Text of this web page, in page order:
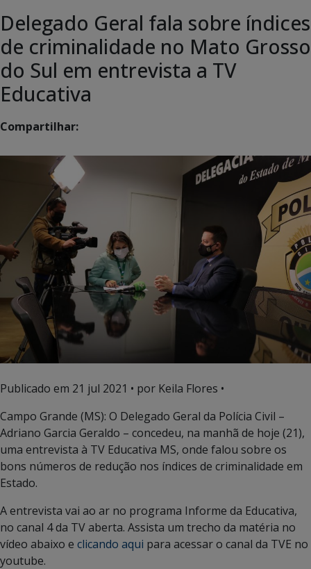
Delegado Geral fala sobre índices
de criminalidade no Mato Grosso
do Sul em entrevista a TV
Educativa
Compartilhar:
Publicado em 21 jul 2021 • por Keila Flores •
Campo Grande (MS): O Delegado Geral da Polícia Civil –
Adriano Garcia Geraldo – concedeu, na manhã de hoje (21),
uma entrevista à TV Educativa MS, onde falou sobre os
bons números de redução nos índices de criminalidade em
Estado.
A entrevista vai ao ar no programa Informe da Educativa,
no canal 4 da TV aberta. Assista um trecho da matéria no
vídeo abaixo e clicando aqui para acessar o canal da TVE no
youtube.